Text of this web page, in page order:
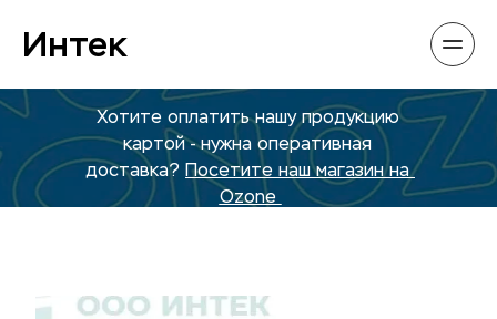
Интек
Хотите оплатить нашу продукцию
картой - нужна оперативная
доставка?
Посетите наш магазин на
Ozone